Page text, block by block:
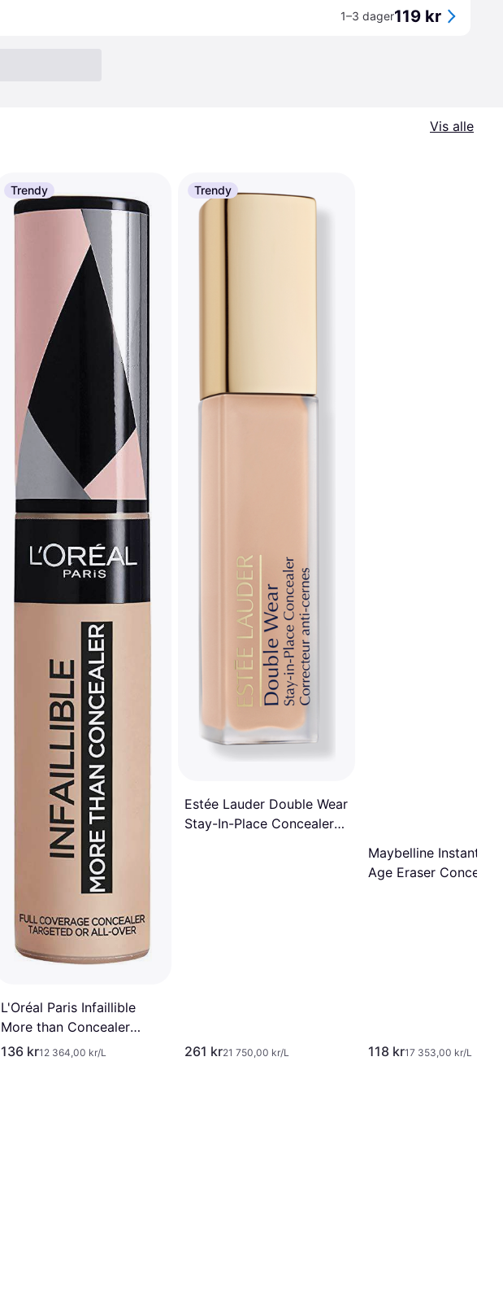
1–3 dager119 kr
Vis alle
Trendy
L'Oréal Paris Infaillible
More than Concealer
#326 Vanilla
136 kr12 364,00 kr/L
Trendy
Estée Lauder Double Wear
Stay-In-Place Concealer
261 kr21 750,00 kr/L
Maybelline Instant
Age Eraser
118 kr17 353,00 kr/L